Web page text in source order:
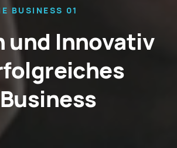
BUSINESS 01
und Innovativ